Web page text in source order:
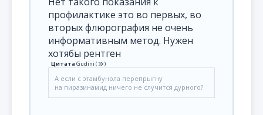
профилактике это во первых, во
вторых флюрография не очень
информативным метод. Нужен
хотябы рентген
ЦитатаGudini ( )
А если с этамбунола перепрыгну
на пиразинамид ничего не случится дурного?